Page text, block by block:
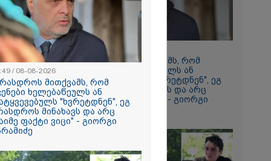
უმძიმესი
ვალია,
ვიღებთ
- რას წერს
08:49 / 08-08-2026
"არასდროს მითქვამს, რომ
ჩვენები ხელებაწეულს ან
დატყვევებულს "ხვრეტდნენ", ეგ
არასდროს მინახავს და არც
რაიმე ფაქტი ვიცი" - გიორგი
ბარამიძე
/ 08-08-2026
მითქვამს, რომ
ხელებაწეულს ან
"ხვრეტდნენ", ეგ
მინახავს და არც
ფაქტი ვიცი" - გიორგი